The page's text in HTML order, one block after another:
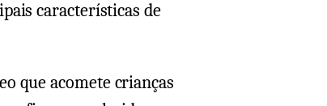
características de
que acomete crianças